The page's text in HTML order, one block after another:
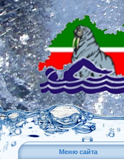
Меню сайта